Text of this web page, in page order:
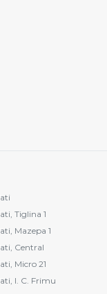
Tiglina 1
Mazepa 1
Central
Micro 21
I. C. Frimu